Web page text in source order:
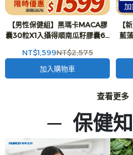
【男性保健組】黑瑪卡MACA膠
囊30粒X1入攝得順南瓜籽膠囊60
NT$1,599NT$2,575
加入購物車
【
藍
查看更多
— 保健